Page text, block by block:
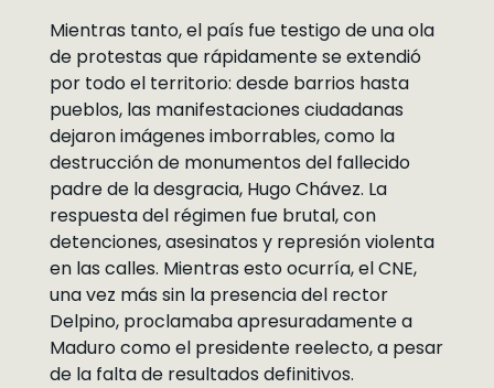
Mientras tanto, el país fue testigo de una ola
de protestas que rápidamente se extendió
por todo el territorio: desde barrios hasta
pueblos, las manifestaciones ciudadanas
dejaron imágenes imborrables, como la
destrucción de monumentos del fallecido
padre de la desgracia, Hugo Chávez. La
respuesta del régimen fue brutal, con
detenciones, asesinatos y represión violenta
en las calles. Mientras esto ocurría, el CNE,
una vez más sin la presencia del rector
Delpino, proclamaba apresuradamente a
Maduro como el presidente reelecto, a pesar
de la falta de resultados definitivos.